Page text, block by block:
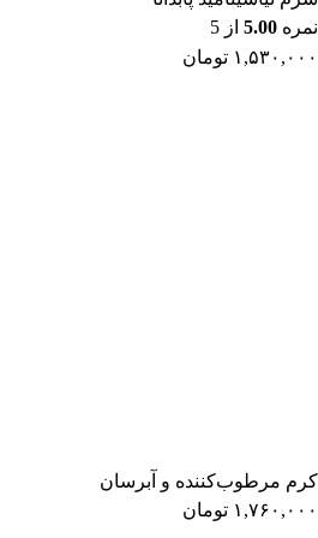
نمره 5.00 از 5
۱,۵۳۰,۰۰۰ تومان
کرم مرطوب‌کننده و آبرسان
۱,۷۶۰,۰۰۰ تومان